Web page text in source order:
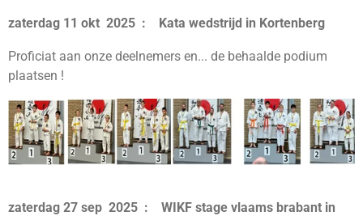
zaterdag 11 okt 2025 : Kata wedstrijd in Kortenberg
Proficiat aan onze deelnemers en... de behaalde podium
plaatsen !
zaterdag 27 sep 2025 : WIKF stage vlaams brabant in